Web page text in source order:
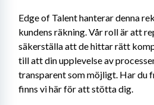
Edge of Talent hanterar denna
kundens räkning. Vår roll är att
säkerställa att de hittar rätt
till att din upplevelse av
transparent som möjligt. Har du
finns vi här för att stötta dig.